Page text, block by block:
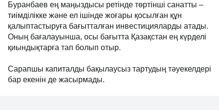
Буранбаев ең маңыздысы ретінде төртінші санатты –
тиімділікке және ел ішінде жоғары қосылған құн
қалыптастыруға бағытталған инвестицияларды атады.
Оның бағалауынша, осы бағытта Қазақстан ең күрделі
қиындықтарға тап болып отыр.
Сарапшы капиталды бақылаусыз тартудың тәуекелдері
бар екенін де жасырмады.